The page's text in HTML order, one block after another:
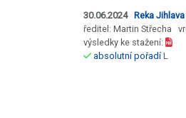
30.06.2024 Reka
ředitel: Martin Střecha
výsledky ke stažení:
absolutní pořadíL